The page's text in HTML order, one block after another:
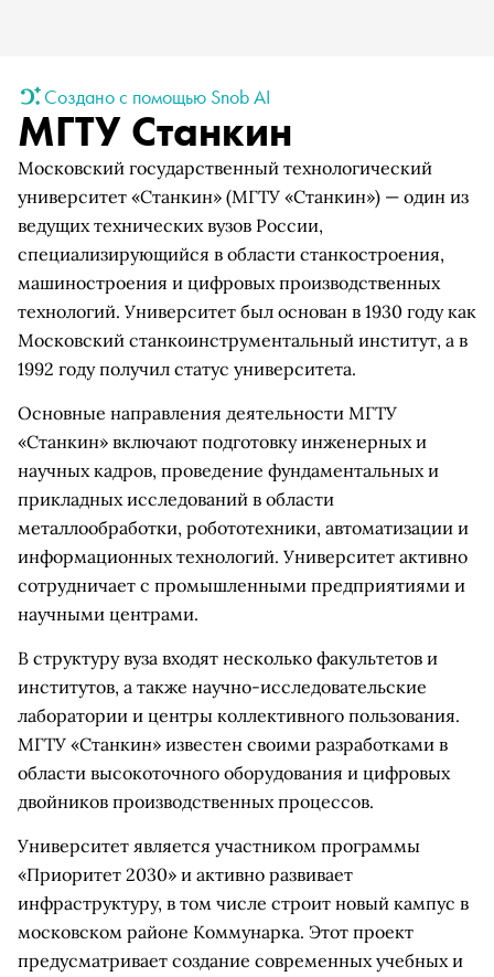
Создано с помощью Snob AI
МГТУ Станкин
Московский государственный технологический
университет «Станкин» (МГТУ «Станкин») — один из
ведущих технических вузов России,
специализирующийся в области станкостроения,
машиностроения и цифровых производственных
технологий. Университет был основан в 1930 году как
Московский станкоинструментальный институт, а в
1992 году получил статус университета.
Основные направления деятельности МГТУ
«Станкин» включают подготовку инженерных и
научных кадров, проведение фундаментальных и
прикладных исследований в области
металлообработки, робототехники, автоматизации и
информационных технологий. Университет активно
сотрудничает с промышленными предприятиями и
научными центрами.
В структуру вуза входят несколько факультетов и
институтов, а также научно-исследовательские
лаборатории и центры коллективного пользования.
МГТУ «Станкин» известен своими разработками в
области высокоточного оборудования и цифровых
двойников производственных процессов.
Университет является участником программы
«Приоритет 2030» и активно развивает
инфраструктуру, в том числе строит новый кампус в
московском районе Коммунарка. Этот проект
предусматривает создание современных учебных и